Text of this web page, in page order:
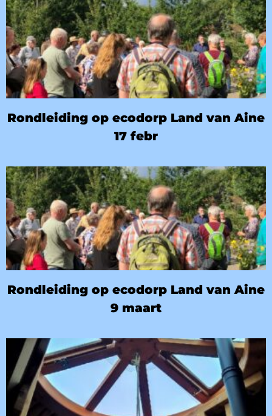
Rondleiding op ecodorp Land van Aine
17 febr
Rondleiding op ecodorp Land van Aine
9 maart